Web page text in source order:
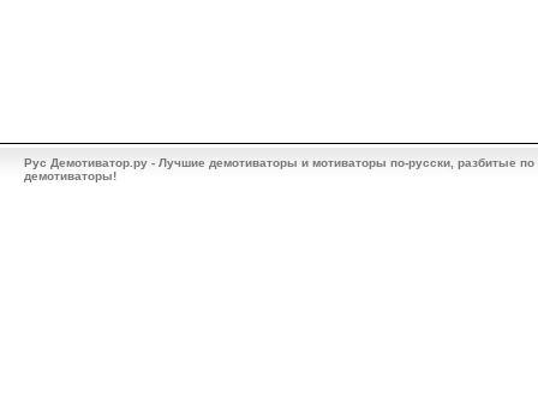
Рус Демотиватор.ру - Лучшие демотиваторы и мотиваторы по-русски, разбитые
демотиваторы!